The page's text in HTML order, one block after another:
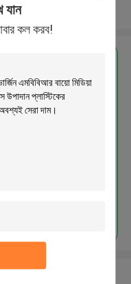
যান
কল করব!
মিডিয়া ভারী আকার 5
হিপস উপাদান